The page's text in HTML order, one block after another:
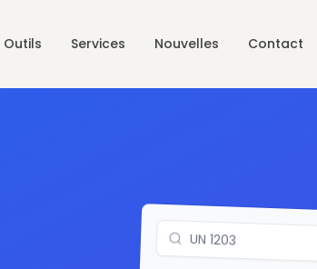
Outils Services Nouvelles Contact
UN 1203